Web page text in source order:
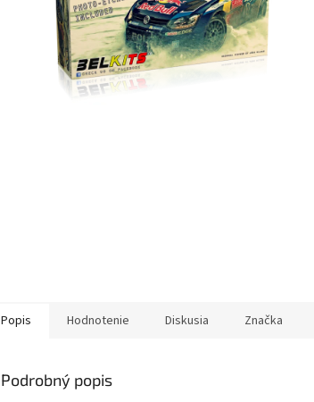
Popis Hodnotenie Diskusia Značka
Podrobný popis